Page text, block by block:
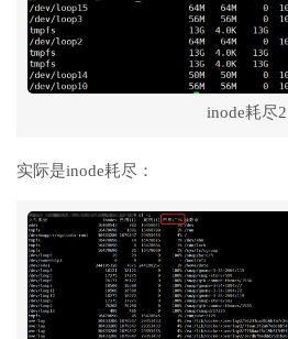
inode耗尽2
实际是inode耗尽：